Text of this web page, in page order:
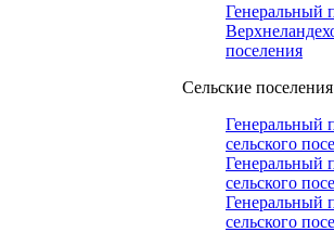
Генеральный
поселения
Сельские поселения
Генеральный
сельского
Генеральный
сельского
Генеральный
сельского